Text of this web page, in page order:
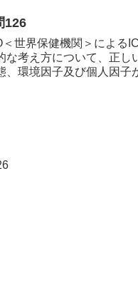
世界保健機関＞による
な考え方について、正
、環境因子及び個人因